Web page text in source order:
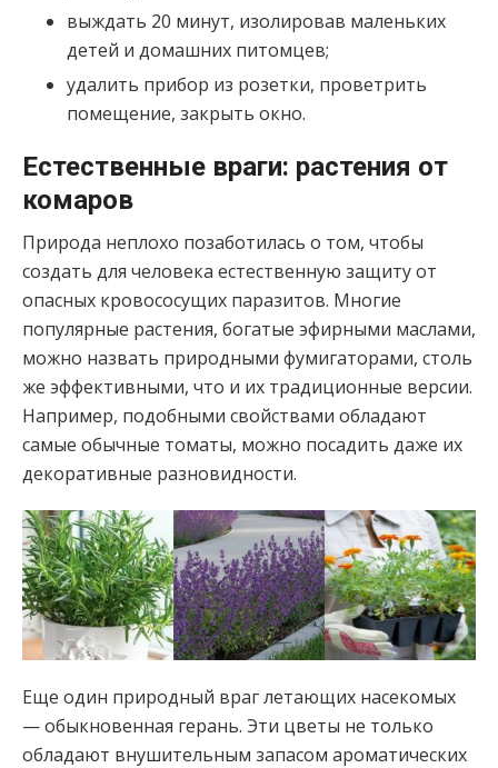
выждать 20 минут, изолировав маленьких
детей и домашних питомцев;
удалить прибор из розетки, проветрить
помещение, закрыть окно.
Естественные враги: растения от
комаров
Природа неплохо позаботилась о том, чтобы
создать для человека естественную защиту от
опасных кровососущих паразитов. Многие
популярные растения, богатые эфирными маслами,
можно назвать природными фумигаторами, столь
же эффективными, что и их традиционные версии.
Например, подобными свойствами обладают
самые обычные томаты, можно посадить даже их
декоративные разновидности.
Еще один природный враг летающих насекомых
— обыкновенная герань. Эти цветы не только
обладают внушительным запасом ароматических